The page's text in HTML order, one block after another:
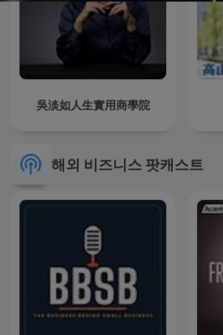
吳淡如人生實用商學院
해외 비즈니스 팟캐스트